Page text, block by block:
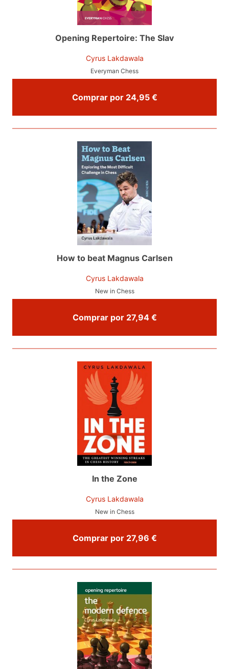
Opening Repertoire: The Slav
Cyrus Lakdawala
Everyman Chess
Comprar por 24,95 €
How to beat Magnus Carlsen
Cyrus Lakdawala
New in Chess
Comprar por 27,94 €
In the Zone
Cyrus Lakdawala
New in Chess
Comprar por 27,96 €